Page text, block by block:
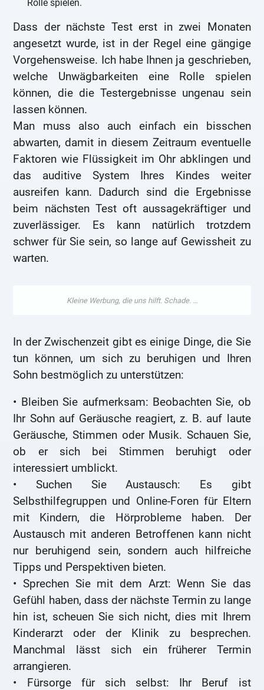
Rolle spielen.
Dass der nächste Test erst in zwei Monaten
angesetzt wurde, ist in der Regel eine gängige
Vorgehensweise. Ich habe Ihnen ja geschrieben,
welche Unwägbarkeiten eine Rolle spielen
können, die die Testergebnisse ungenau sein
lassen können.
Man muss also auch einfach ein bisschen
abwarten, damit in diesem Zeitraum eventuelle
Faktoren wie Flüssigkeit im Ohr abklingen und
das auditive System Ihres Kindes weiter
ausreifen kann. Dadurch sind die Ergebnisse
beim nächsten Test oft aussagekräftiger und
zuverlässiger. Es kann natürlich trotzdem
schwer für Sie sein, so lange auf Gewissheit zu
warten.
In der Zwischenzeit gibt es einige Dinge, die Sie
tun können, um sich zu beruhigen und Ihren
Sohn bestmöglich zu unterstützen:
• Bleiben Sie aufmerksam: Beobachten Sie, ob
Ihr Sohn auf Geräusche reagiert, z. B. auf laute
Geräusche, Stimmen oder Musik. Schauen Sie,
ob er sich bei Stimmen beruhigt oder
interessiert umblickt.
• Suchen Sie Austausch: Es gibt
Selbsthilfegruppen und Online-Foren für Eltern
mit Kindern, die Hörprobleme haben. Der
Austausch mit anderen Betroffenen kann nicht
nur beruhigend sein, sondern auch hilfreiche
Tipps und Perspektiven bieten.
• Sprechen Sie mit dem Arzt: Wenn Sie das
Gefühl haben, dass der nächste Termin zu lange
hin ist, scheuen Sie sich nicht, dies mit Ihrem
Kinderarzt oder der Klinik zu besprechen.
Manchmal lässt sich ein früherer Termin
arrangieren.
• Fürsorge für sich selbst: Ihr Beruf ist